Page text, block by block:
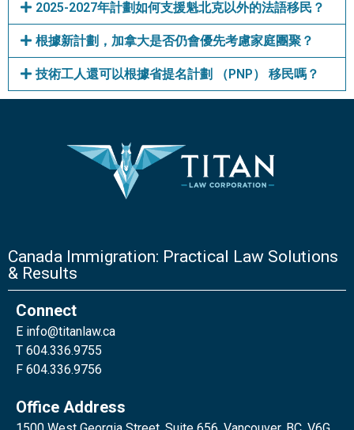
2025-2027年計劃如何支援魁北克以外的法語移民？
根據新計劃，加拿大是否仍會優先考慮家庭團聚？
技術工人還可以根據省提名計劃 （PNP） 移民嗎？
Canada Immigration: Practical Law Solutions
& Results
Connect
E info@titanlaw.ca
T 604.336.9755
F 604.336.9756
Office Address